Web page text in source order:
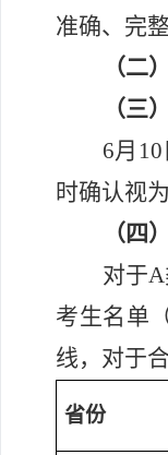
准确、完
（二
（三
6月 10
时确认视
（四
对于A
考生名单
线，对于
省份